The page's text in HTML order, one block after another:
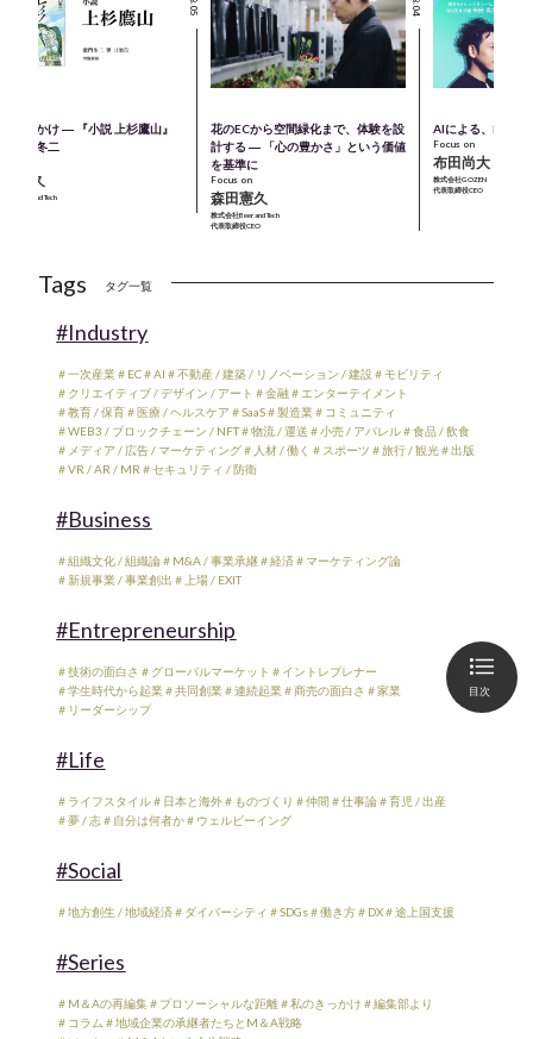
目次
きっかけ ― 『小説 上杉鷹山』
童門冬二
田憲久
会社Beer and Tech
花のECから空間緑化まで、体験を設
計する ― 「心の豊かさ」という価値
を基準に
Focus on
森田憲久
株式会社Beer and Tech
代表取締役CEO
AIによる、M＆A
Focus on
布田尚大
株式会社GOZEN
代表取締役CEO
Tags タグ一覧
#Industry
＃一次産業＃EC＃AI ＃不動産 / 建築 / リノベーション / 建設 ＃モビリティ
＃クリエイティブ / デザイン / アート ＃金融＃エンターテイメント
＃教育 / 保育＃医療 / ヘルスケア ＃SaaS＃製造業＃コミュニティ
＃WEB3 / ブロックチェーン / NFT＃物流 / 運送 ＃小売 / アパレル＃食品 / 飲食
＃メディア / 広告 / マーケティング＃人材 / 働く ＃スポーツ ＃旅行 / 観光＃出版
＃VR / AR / MR ＃セキュリティ / 防衛
#Business
＃組織文化 / 組織論＃M&A / 事業承継＃経済＃マーケティング論
＃新規事業 / 事業創出 ＃上場 / EXIT
#Entrepreneurship
＃技術の面白さ ＃グローバルマーケット ＃イントレプレナー
＃学生時代から起業＃共同創業＃連続起業＃商売の面白さ ＃家業
＃リーダーシップ
#Life
＃ライフスタイル＃日本と海外＃ものづくり ＃仲間 ＃仕事論＃育児 / 出産
＃夢 / 志＃自分は何者か＃ウェルビーイング
#Social
＃地方創生 / 地域経済＃ダイバーシティ ＃SDGs＃働き方＃DX＃途上国支援
#Series
＃M＆Aの再編集＃プロソーシャルな距離＃私のきっかけ ＃編集部より
＃コラム ＃地域企業の承継者たちとM＆A戦略